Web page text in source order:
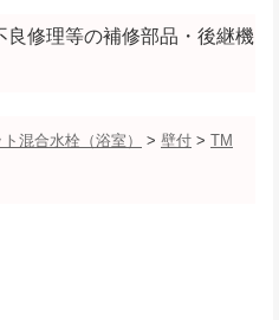
修理等の補修部品・後継機
混合水栓（浴室） > 壁付 > TM